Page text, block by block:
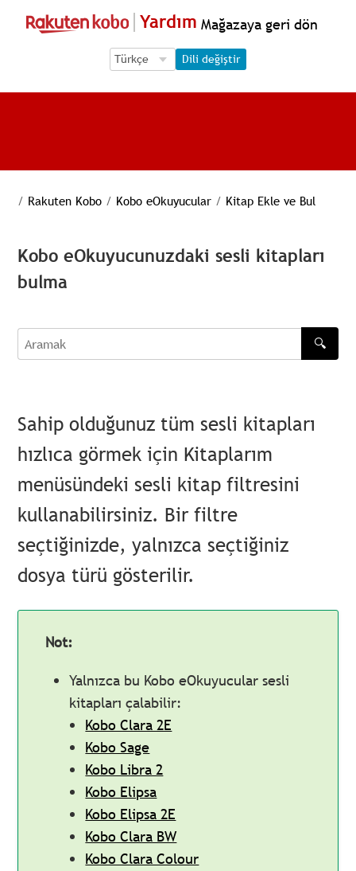
Yardım Mağazaya geri dön
Language Selection
Language Selection
Dili değiştir
/ Rakuten Kobo / Kobo eOkuyucular / Kitap Ekle ve Bul
Kobo eOkuyucunuzdaki sesli kitapları
bulma
Aramak
🔍
Sahip olduğunuz tüm sesli kitapları
hızlıca görmek için Kitaplarım
menüsündeki sesli kitap filtresini
kullanabilirsiniz. Bir filtre
seçtiğinizde, yalnızca seçtiğiniz
dosya türü gösterilir.
Not:
Yalnızca bu Kobo eOkuyucular sesli
kitapları çalabilir:
Kobo Clara 2E
Kobo Sage
Kobo Libra 2
Kobo Elipsa
Kobo Elipsa 2E
Kobo Clara BW
Kobo Clara Colour